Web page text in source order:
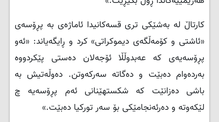
کارتاڵ لە بەشێکی تری قسەکانیدا ئاماژەی بە پڕۆسەی
«ئاشتی و کۆمەڵگەی دیموکراتی» کرد و ڕایگەیاند: «ئەو
پڕۆسەیەی کە عەبدوڵڵا ئۆجەلان دەستی پێکردووە
بەردەوام دەبێت و دەگاتە سەرکەوتن. دەوڵەتیش بە
باشی دەزانێت کە شکستھێنانی ئەم پڕۆسەیە چ
لێکەوتە و دەرئەنجامێکی بۆ سەر تورکیا دەبێت.»